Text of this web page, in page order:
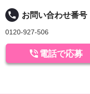
local_phone お問い合わせ番号
0120-927-506
 電話で応募